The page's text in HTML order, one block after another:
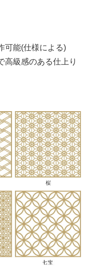
可能(仕様による)
高級感のある仕上り